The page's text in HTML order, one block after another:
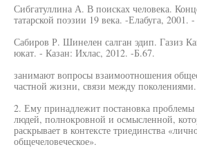
Сибгатуллина А. В поисках человека.
татарской поэзии 19 века. -Елабуга, 2001.
Сабиров Р. Шинелен салган эдип. Газиз
юкат. - Казан: Ихлас, 2012. -Б.67.
занимают вопросы взаимоотношения
частной жизни, связи между поколениями.
2. Ему принадлежит постановка
людей, полнокровной и осмысленной,
раскрывает в контексте триединства
общечеловеческое».